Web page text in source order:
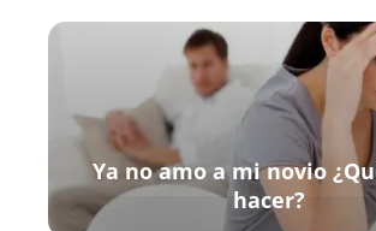
Ya no amo a mi novio
hacer?